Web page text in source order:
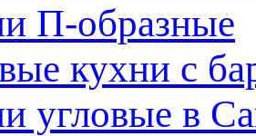
П-образные
кухни с
угловые в